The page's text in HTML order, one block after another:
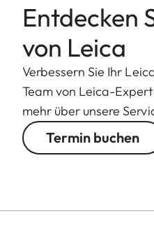
Entdecken
von Leica
Verbessern Sie Ihr
Team von Leica-
mehr über unsere
Termin buchen